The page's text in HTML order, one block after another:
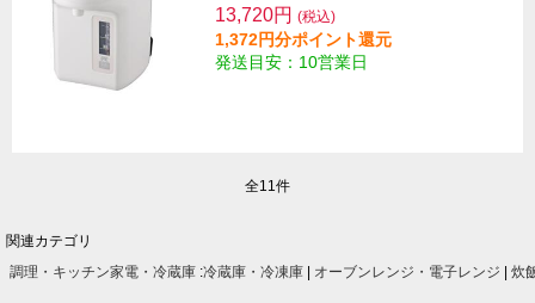
13,720円 (税込)
1,372円分ポイント還元
発送目安：10営業日
全11件
関連カテゴリ
調理・キッチン家電・冷蔵庫 :冷蔵庫・冷凍庫 | オーブンレンジ・電子レンジ | 炊